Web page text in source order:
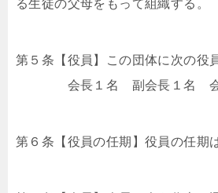
る生徒の父母をもって組織する。
第５条【役員】この団体に次の役
会長１名 副会長１名 会
第６条【役員の任期】役員の任期